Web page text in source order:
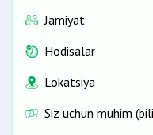
Jamiyat
Hodisalar
Lokatsiya
Siz uchun muhim